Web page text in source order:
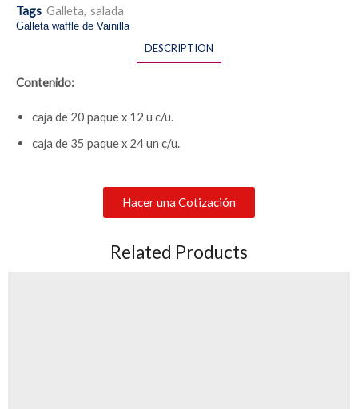
Tags Galleta, salada
Galleta waffle de Vainilla
DESCRIPTION
Contenido:
caja de 20 paque x 12 u c/u.
caja de 35 paque x 24 un c/u.
Hacer una Cotización
Related Products